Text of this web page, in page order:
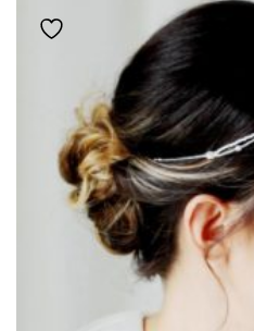
Ajouter à la liste de souhaits